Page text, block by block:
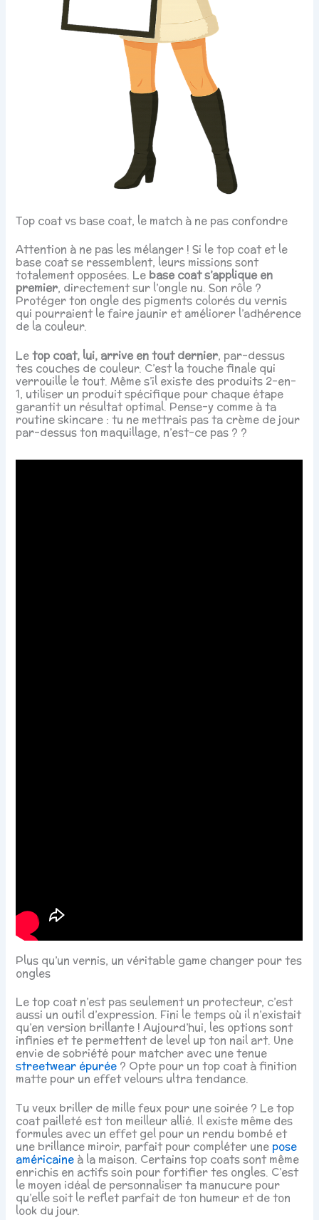
Top coat vs base coat, le match à ne pas confondre
Attention à ne pas les mélanger ! Si le top coat et le
base coat se ressemblent, leurs missions sont
totalement opposées. Le base coat s’applique en
premier, directement sur l’ongle nu. Son rôle ?
Protéger ton ongle des pigments colorés du vernis
qui pourraient le faire jaunir et améliorer l’adhérence
de la couleur.
Letop coat, lui, arrive en tout dernier, par-dessus
tes couches de couleur. C’est la touche finale qui
verrouille le tout. Même s’il existe des produits 2-en-
1, utiliser un produit spécifique pour chaque étape
garantit un résultat optimal. Pense-y comme à ta
routine skincare : tu ne mettrais pas ta crème de jour
par-dessus ton maquillage, n’est-ce pas ? ?
Plus qu’un vernis, un véritable game changer pour tes
ongles
Le top coat n’est pas seulement un protecteur, c’est
aussi un outil d’expression. Fini le temps où il n’existait
qu’en version brillante ! Aujourd’hui, les options sont
infinies et te permettent de level up ton nail art. Une
envie de sobriété pour matcher avec une tenue
streetwear épurée ? Opte pour un top coat à finition
matte pour un effet velours ultra tendance.
Tu veux briller de mille feux pour une soirée ? Le top
coat pailleté est ton meilleur allié. Il existe même des
formules avec un effet gel pour un rendu bombé et
une brillance miroir, parfait pour compléter une pose
américaine à la maison. Certains top coats sont même
enrichis en actifs soin pour fortifier tes ongles. C’est
le moyen idéal de personnaliser ta manucure pour
qu’elle soit le reflet parfait de ton humeur et de ton
look du jour.